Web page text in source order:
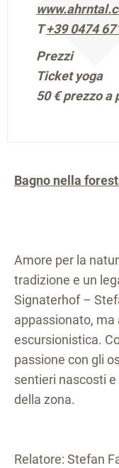
Bagno nella
Amore per la
tradizione e un
Signaterhof –
appassionato, ma
escursionistica.
passione con gli
sentieri nascosti
della zona.
Relatore: Stefan
T+39 0474
Prezzi
Ticket yoga
50 €prezzo a